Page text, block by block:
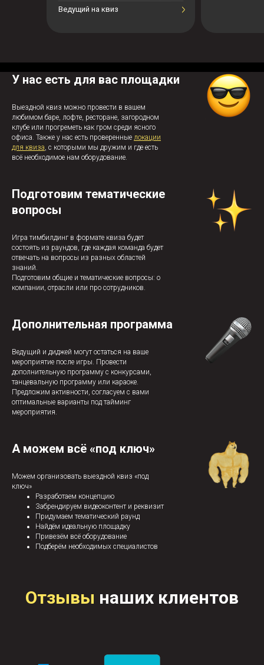
Ведущий на квиз
У нас есть для вас площадки
Выездной квиз можно провести в вашем
любимом баре, лофте, ресторане, загородном
клубе или прогреметь как гром среди ясного
офиса. Также у нас есть проверенные локации
для квиза, с которыми мы дружим и где есть
всё необходимое нам оборудование.
Подготовим тематические
вопросы
Игра тимбилдинг в формате квиза будет
состоять из раундов, где каждая команда будет
отвечать на вопросы из разных областей
знаний.
Подготовим общие и тематические вопросы: о
компании, отрасли или про сотрудников.
Дополнительная программа
Ведущий и диджей могут остаться на ваше
мероприятие после игры. Провести
дополнительную программу с конкурсами,
танцевальную программу или караоке.
Предложим активности, согласуем с вами
оптимальные варианты под тайминг
мероприятия.
А можем всё «под ключ»
Можем организовать выездной квиз «под
ключ»
Разработаем концепцию
Забрендируем видеоконтент и реквизит
Придумаем тематический раунд
Найдём идеальную площадку
Привезём всё оборудование
Подберём необходимых специалистов
Отзывы наших клиентов